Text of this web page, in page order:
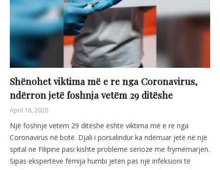
Shënohet viktima më e re nga Coronavirus,
ndërron jetë foshnja vetëm 29 ditëshe
April 16, 2020
Një foshnje vetëm 29 ditëshe është viktima më e re nga
Coronavirus në botë. Djali i porsalindur ka ndërruar jetë në një
spital ne Filipine pasi kishte probleme serioze me frymëmarjen.
Sipas ekspertëve fëmija humbi jetën pas një infeksioni të